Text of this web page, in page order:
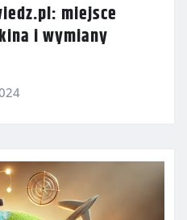
miejsce
i wymiany